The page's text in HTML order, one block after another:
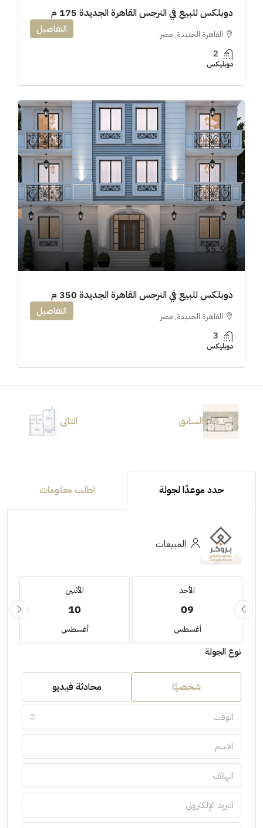
دوبلكس للبيع في النرجس القاهرة الجديدة 175 م
القاهرة الجديدة, مصر
2
دوبليكس
التفاصيل
5.9M$
دوبلكس للبيع في النرجس القاهرة الجديدة 350 م
القاهرة الجديدة, مصر
3
دوبليكس
التفاصيل
السابق التالى
حدد موعدًا لجولة اطلب معلومات
المبيعات
الأحد
09
أغسطس
الأثنين
10
أغسطس
نوع الجولة
شخصيًا محادثة فيديو
الوقت